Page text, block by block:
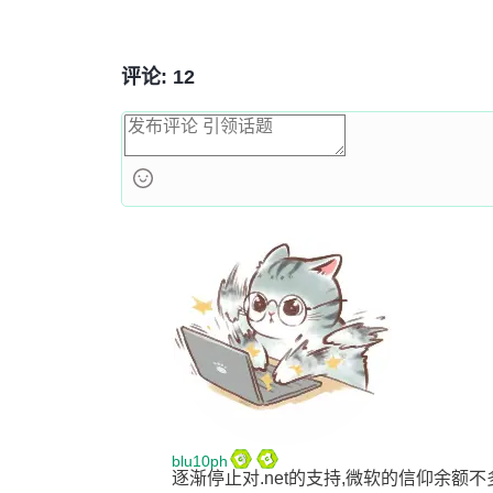
评论: 12
blu10ph
逐渐停止对.net的支持,微软的信仰余额不